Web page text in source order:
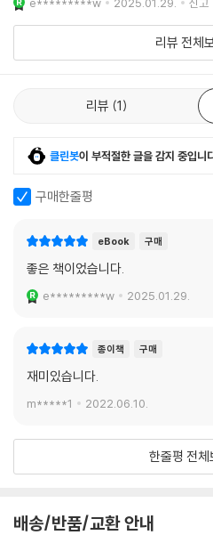
“자, 퀴즈 하나 낼게요. 오늘이 며칠일
요, 그쵸? 그런데 사실 이날이 저한테
거든요. 이날 아니면 나나 지수는 밖으
가려면 일련의 과정이 하나 필요하죠.”
--- 「제목 미정」 중에서
은 바닥에 묻혀 있는 나무 상자. 할머니
「제목 미정」(코코아드림)
부딪힌 후 인터넷 커뮤니티 게시판에
는 시간과 공간이 뒤얽힌 고등학교에
리뷰 전체
리뷰 1
클린봇이 부적절한 글을 감지 중입니
구매한줄평
eBook 구매
좋은 책이었습니다.
e*********w 2025.01.29.
종이책 구매
재미있습니다.
m*****1 2022.06.10.
한줄평 전체
배송/반품/교환 안내